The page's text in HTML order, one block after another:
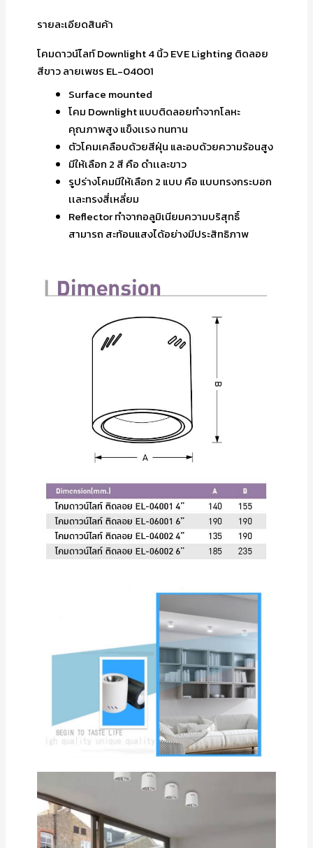
รายละเอียดสินค้า
โคมดาวน์ไลท์ Downlight 4 นิ้ว EVE Lighting ติดลอย
สีขาว ลายเพชร EL-04001
Surface mounted
โคม Downlight แบบติดลอยทำจากโลหะ
คุณภาพสูง แข็งเเรง ทนทาน
ตัวโคมเคลือบด้วยสีฝุ่น และอบด้วยความร้อนสูง
มีให้เลือก 2 สี คือ ดำเเละขาว
รูปร่างโคมมีให้เลือก 2 แบบ คือ แบบทรงกระบอก
เเละทรงสี่เหลี่ยม
Reflector ทำจากอลูมิเนียมความบริสุทธิ์
สามารถ สะท้อนแสงได้อย่างมีประสิทธิภาพ